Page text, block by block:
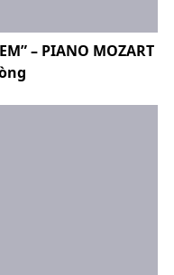
– PIANO MOZART